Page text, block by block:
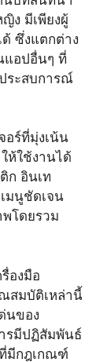
ง มีเพียงผู้
ซึ่งแตกต่าง
แอปอื่นๆ ที่
ระสบการณ์
อร์ที่มุ่งเน้น
ห้ใช้งานได้
ก อินเท
มนูชัดเจน
โดยรวม
องมือ
สมบัติเหล่านี้
นของ
รมีปฏิสัมพันธ์
มีกฎเกณฑ์